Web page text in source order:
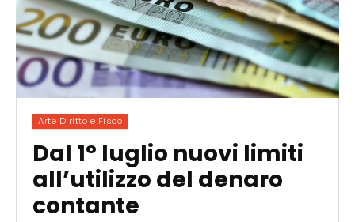
Arte Diritto e Fisco
Dal 1° luglio nuovi limiti
all’utilizzo del denaro
contante